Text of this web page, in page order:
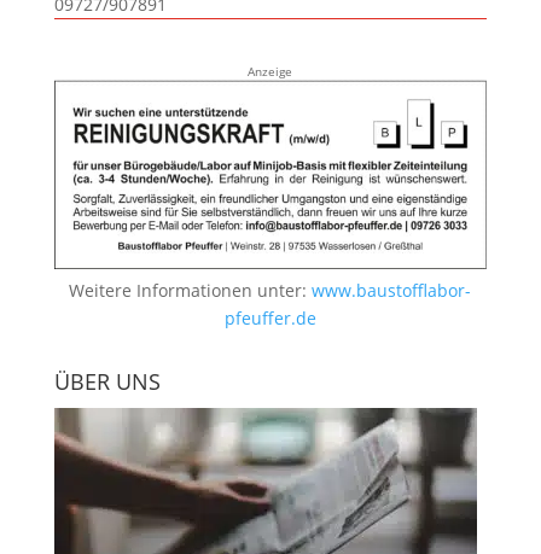
09727/907891
Anzeige
Weitere Informationen unter:www.baustofflabor-
pfeuffer.de
ÜBER UNS